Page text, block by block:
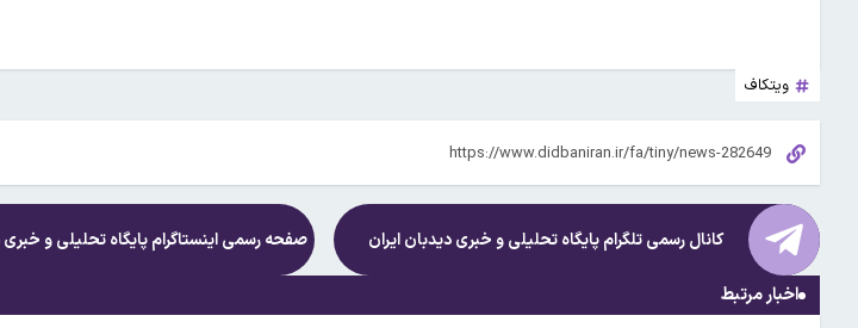
ویتکاف
کانال رسمی تلگرام پایگاه تحلیلی و خبریدیدبان ایران صفحه رسمی اینستاگرام پایگاه تحلیلی و خبری
اخبار مرتبط